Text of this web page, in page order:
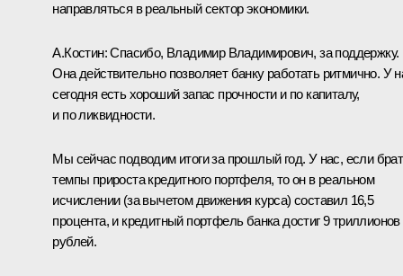
направляться в реальный сектор экономики.
А.Костин:Спасибо, Владимир Владимирович, за поддержку.
Она действительно позволяет банку работать ритмично. У
сегодня есть хороший запас прочности и по капиталу,
и по ликвидности.
Мы сейчас подводим итоги за прошлый год. У нас, если
темпы прироста кредитного портфеля, то он в реальном
исчислении (за вычетом движения курса) составил 16,5
процента, и кредитный портфель банка достиг 9 триллионов
рублей.